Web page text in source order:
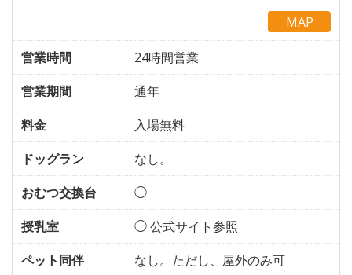
MAP
営業時間
24時間営業
営業期間
通年
料金
入場無料
ドッグラン
なし。
おむつ交換台
◯
授乳室
◯ 公式サイト参照
ペット同伴
なし。ただし、屋外のみ可